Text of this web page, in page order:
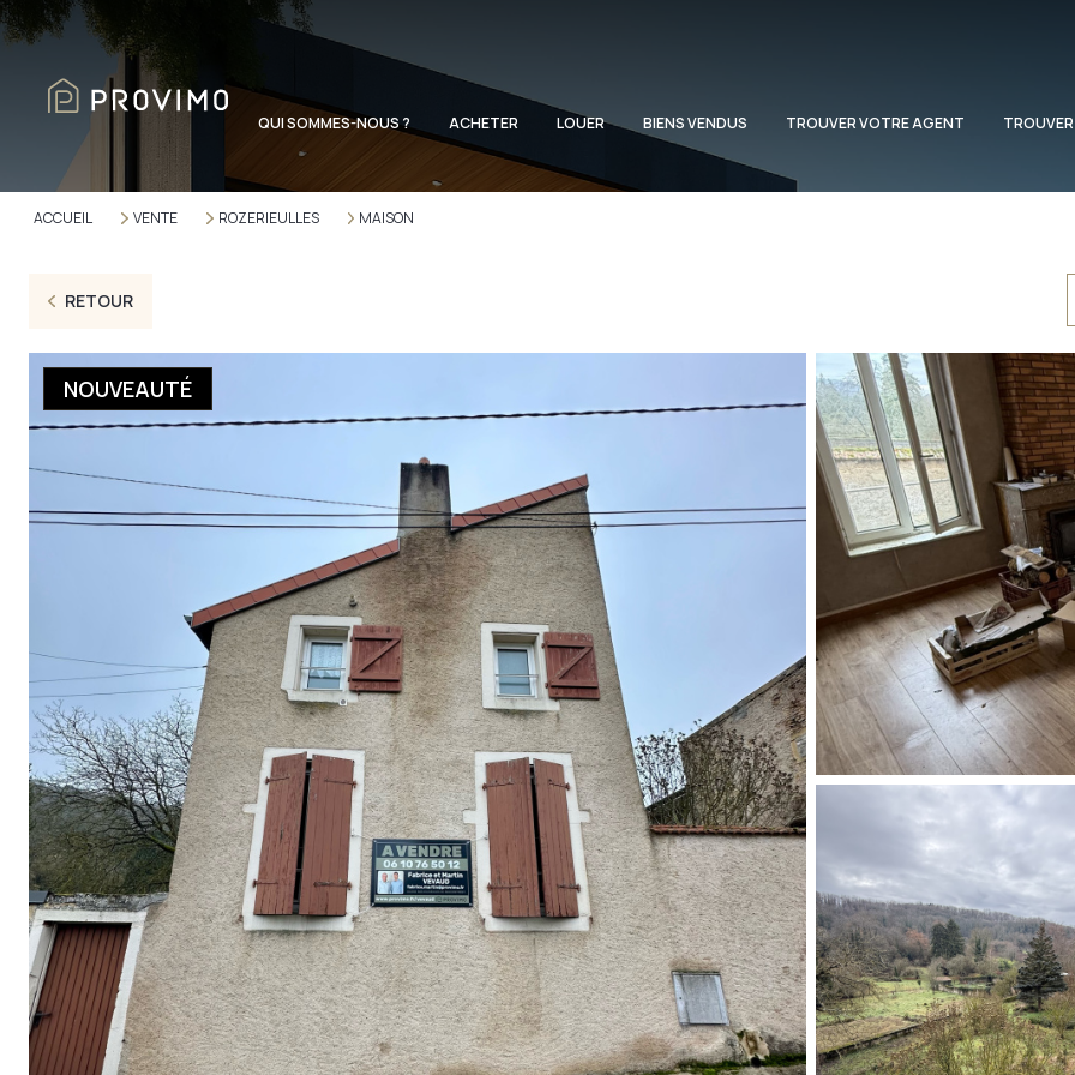
QUI SOMMES-NOUS ? ACHETER LOUER BIENS VENDUS TROUVER VOTRE AGENT
ACCUEIL VENTE ROZERIEULLES MAISON
RETOUR
NOUVEAUTÉ